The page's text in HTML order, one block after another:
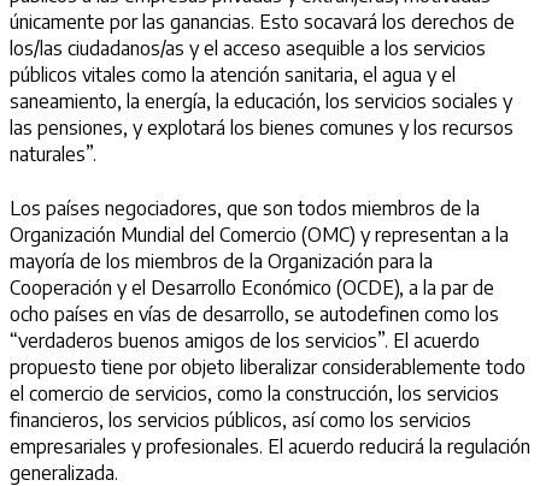
únicamente por las ganancias. Esto socavará los derechos de
los/las ciudadanos/as y el acceso asequible a los servicios
públicos vitales como la atención sanitaria, el agua y el
saneamiento, la energía, la educación, los servicios sociales y
las pensiones, y explotará los bienes comunes y los recursos
naturales”.
Los países negociadores, que son todos miembros de la
Organización Mundial del Comercio (OMC) y representan a la
mayoría de los miembros de la Organización para la
Cooperación y el Desarrollo Económico (OCDE), a la par de
ocho países en vías de desarrollo, se autodefinen como los
“verdaderos buenos amigos de los servicios”. El acuerdo
propuesto tiene por objeto liberalizar considerablemente todo
el comercio de servicios, como la construcción, los servicios
financieros, los servicios públicos, así como los servicios
empresariales y profesionales. El acuerdo reducirá la regulación
generalizada.